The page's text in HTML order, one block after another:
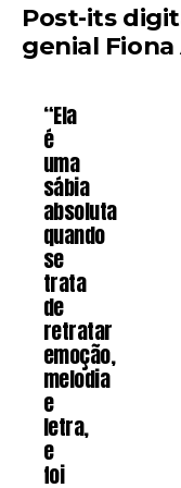
Post-its
genial
“Ela
é
uma
sábia
absoluta
quando
se
trata
de
retratar
emoção,
melodia
e
letra,
e
foi